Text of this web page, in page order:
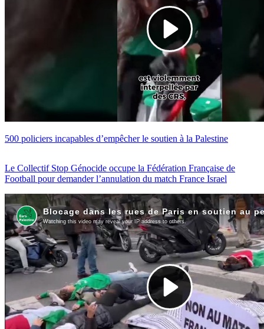
500 policiers incapables d’empêcher le soutien à la Palestine
Le Collectif Stop Génocide occupe la Fédération Française de
Football pour demander l’annulation du match France Israel